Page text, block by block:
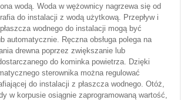
wodą. Woda w wężownicy nagrzewa się od
do instalacji z wodą użytkową. Przepływ i
wodnego do instalacji mogą być
automatycznie. Ręczna obsługa polega na
drewna poprzez zwiększanie lub
do kominka powietrza. Dzięki
sterownika można regulować
do instalacji z płaszcza wodnego. Otóż,
w korpusie osiągnie zaprogramowaną wartość,